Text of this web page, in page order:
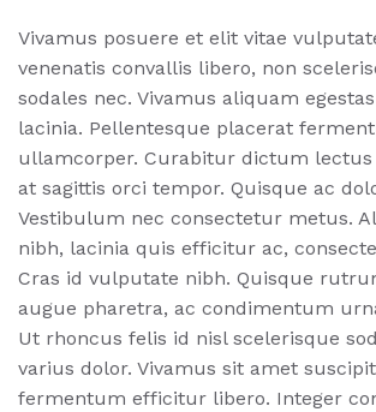
Vivamus posuere et elit vitae
venenatis convallis libero, non
sodales nec. Vivamus aliquam
lacinia. Pellentesque placerat
ullamcorper. Curabitur dictum lectus
at sagittis orci tempor. Quisque ac
Vestibulum nec consectetur metus.
nibh, lacinia quis efficitur ac,
Cras id vulputate nibh. Quisque
augue pharetra, ac condimentum
Ut rhoncus felis id nisl scelerisque
varius dolor. Vivamus sit amet
fermentum efficitur libero. Integer